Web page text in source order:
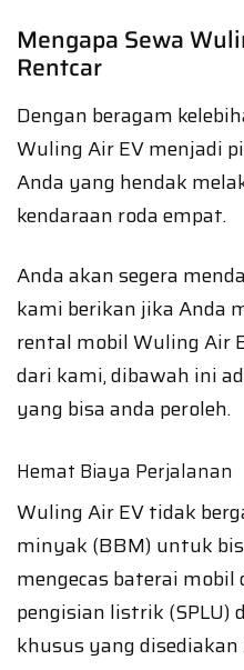
Mengapa Sewa
Rentcar
Dengan beragam
Wuling Air EV menjadi
Anda yang hendak
kendaraan roda empat.
Anda akan segera
kami berikan jika Anda
rental mobil Wuling Air
dari kami, dibawah ini
yang bisa anda peroleh.
Hemat Biaya Perjalanan
Wuling Air EV tidak
minyak (BBM) untuk
mengecas baterai
pengisian listrik (SPLU)
khusus yang